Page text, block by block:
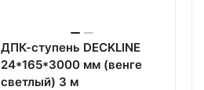
ДПК-ступень DECKLINE
24*165*3000 мм (венге
светлый) 3 м